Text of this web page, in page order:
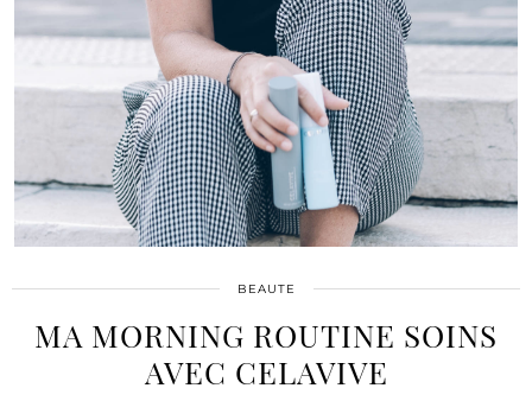
BEAUTE
MA MORNING ROUTINE SOINS
AVEC CELAVIVE